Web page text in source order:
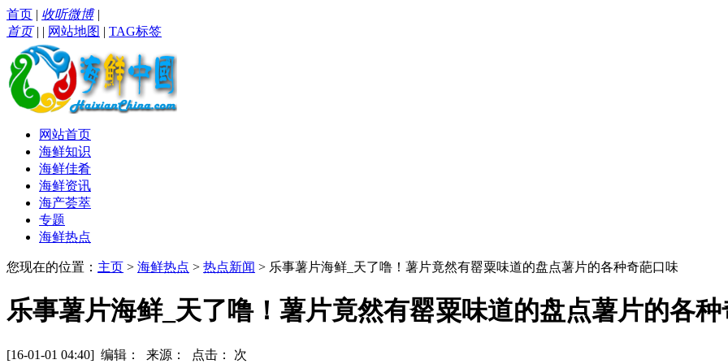
首页 | 收听微博|
首页| | 网站地图 | TAG标签
网站首页
海鲜知识
海鲜佳肴
海鲜资讯
海产荟萃
专题
海鲜热点
您现在的位置： 主页 > 海鲜热点 > 热点新闻 > 乐事薯片海鲜_天了噜！薯片竟然有罂粟味道的盘点薯片的各种奇葩口味
乐事薯片海鲜_天了噜！薯片竟然有罂粟味道的盘点薯片的各
[16-01-01 04:40] 编辑： 来源： 点击： 次